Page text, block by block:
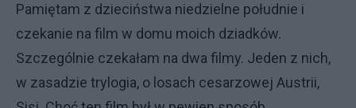
Pamiętam z dzieciństwa niedzielne południe i
czekanie na film w domu moich dziadków.
Szczególnie czekałam na dwa filmy. Jeden z nich,
w zasadzie trylogia, o losach cesarzowej Austrii,